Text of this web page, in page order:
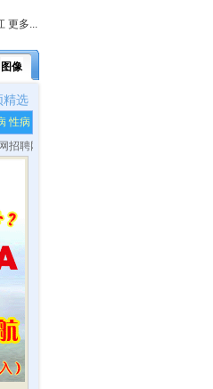
更多...
图像
精选
性病
聘网站各栏目内容编辑，网站技术及美工